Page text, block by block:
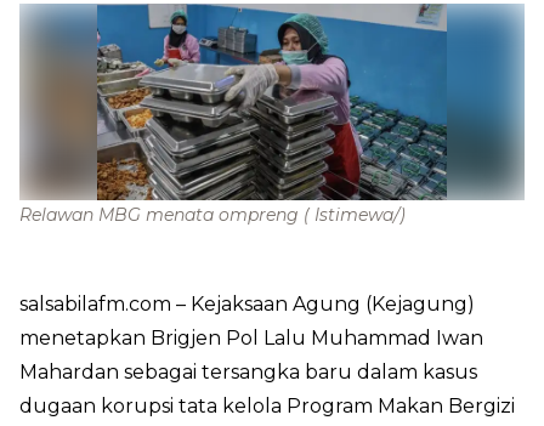
Relawan MBG menata ompreng ( Istimewa/)
salsabilafm.com – Kejaksaan Agung (Kejagung)
menetapkan Brigjen Pol Lalu Muhammad Iwan
Mahardan sebagai tersangka baru dalam kasus
dugaan korupsi tata kelola Program Makan Bergizi